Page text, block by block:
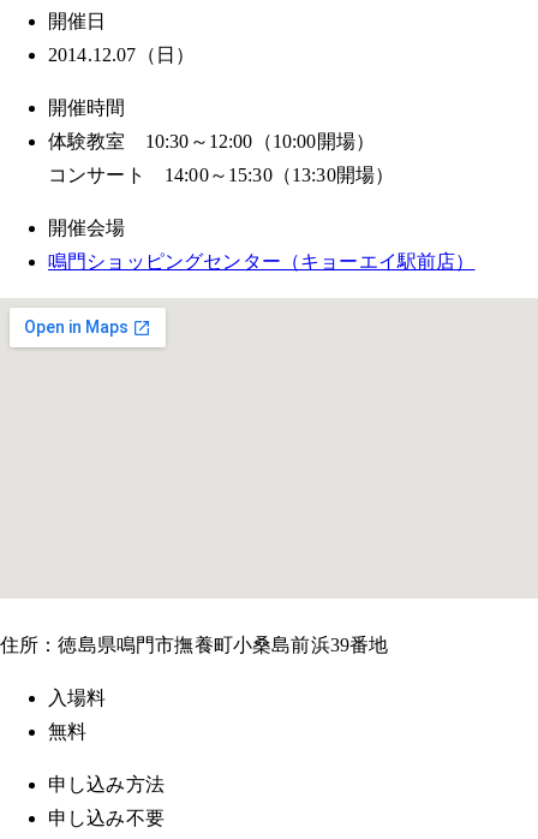
開催日
2014.12.07（日）
開催時間
体験教室 10:30～12:00（10:00開場）
コンサート 14:00～15:30（13:30開場）
開催会場
鳴門ショッピングセンター（キョーエイ駅前店）
住所：徳島県鳴門市撫養町小桑島前浜39番地
入場料
無料
申し込み方法
申し込み不要